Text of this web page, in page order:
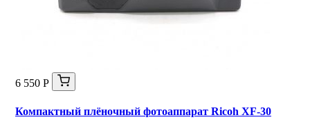
6 550 Р
Компактный плёночный фотоаппарат Ricoh XF-30